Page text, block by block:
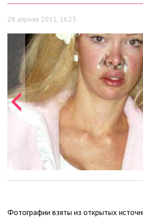
28 апреля 2011, 16:23
Фотографии взяты из открытых